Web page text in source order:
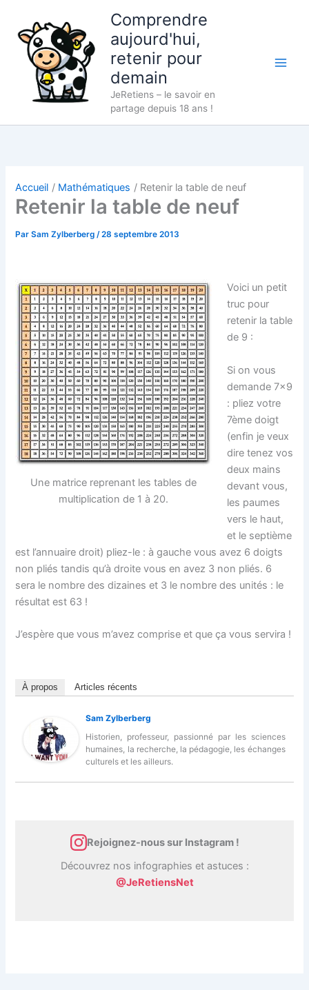
contenu
Comprendre
aujourd'hui,
retenir pour
demain
JeRetiens – le savoir en
partage depuis 18 ans !
Accueil Mathématiques Retenir la table de neuf
Retenir la table de neuf
ParSam Zylberberg/28 septembre 2013
Une matrice reprenant les tables de
multiplication de 1 à 20.
Voici un petit
truc pour
retenir la table
de 9 :
Si on vous
demande 7×9
: pliez votre
7ème doigt
(enfin je veux
dire tenez vos
deux mains
devant vous,
les paumes
vers le haut,
et le septième
est l’annuaire droit) pliez-le : à gauche vous avez 6 doigts
non pliés tandis qu’à droite vous en avez 3 non pliés. 6
sera le nombre des dizaines et 3 le nombre des unités : le
résultat est 63 !
J’espère que vous m’avez comprise et que ça vous servira !
À propos Articles récents
Sam Zylberberg
Historien, professeur, passionné par les sciences
humaines, la recherche, la pédagogie, les échanges
culturels et les ailleurs.
Rejoignez-nous sur Instagram !
Découvrez nos infographies et astuces :
@JeRetiensNet